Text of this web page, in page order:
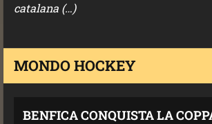
catalana (…)
MONDO HOCKEY
BENFICA CONQUISTA LA